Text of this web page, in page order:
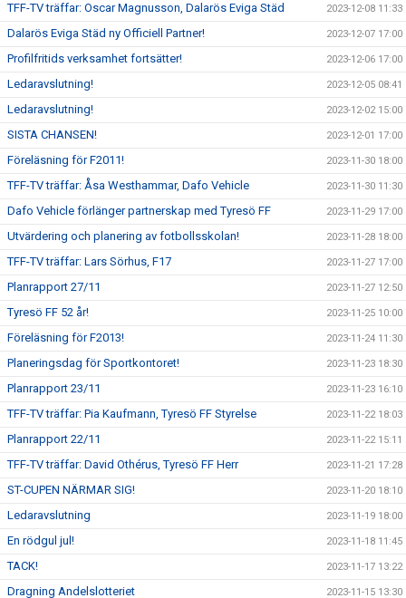
TFF-TV träffar: Oscar Magnusson, Dalarös Eviga Städ 2023-12-08 11:33
Dalarös Eviga Städ ny Officiell Partner! 2023-12-07 17:00
Profilfritids verksamhet fortsätter! 2023-12-06 17:00
Ledaravslutning! 2023-12-05 08:41
Ledaravslutning! 2023-12-02 15:00
SISTA CHANSEN! 2023-12-01 17:00
Föreläsning för F2011! 2023-11-30 18:00
TFF-TV träffar: Åsa Westhammar, Dafo Vehicle 2023-11-30 11:30
Dafo Vehicle förlänger partnerskap med Tyresö FF 2023-11-29 17:00
Utvärdering och planering av fotbollsskolan! 2023-11-28 18:00
TFF-TV träffar: Lars Sörhus, F17 2023-11-27 17:00
Planrapport 27/11 2023-11-27 12:50
Tyresö FF 52 år! 2023-11-25 10:00
Föreläsning för F2013! 2023-11-24 11:30
Planeringsdag för Sportkontoret! 2023-11-23 18:30
Planrapport 23/11 2023-11-23 16:10
TFF-TV träffar: Pia Kaufmann, Tyresö FF Styrelse 2023-11-22 18:03
Planrapport 22/11 2023-11-22 15:11
TFF-TV träffar: David Othérus, Tyresö FF Herr 2023-11-21 17:28
ST-CUPEN NÄRMAR SIG! 2023-11-20 18:10
Ledaravslutning 2023-11-19 18:00
En rödgul jul! 2023-11-18 11:45
TACK! 2023-11-17 13:22
Dragning Andelslotteriet 2023-11-15 13:30